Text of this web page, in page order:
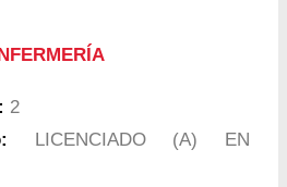
2
LICENCIADO (A) EN